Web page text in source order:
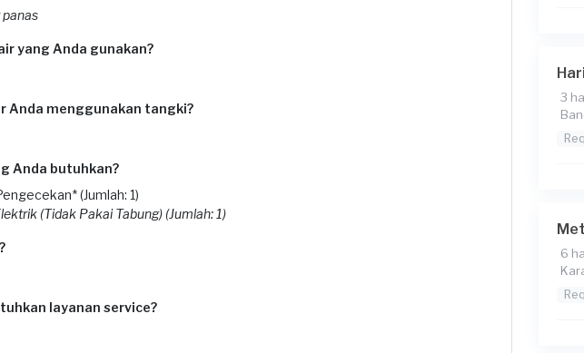
yang Anda gunakan?
Anda menggunakan tangki?
Anda butuhkan?
(Jumlah: 1)
(Tidak Pakai Tabung) (Jumlah: 1)
layanan service?
3
6